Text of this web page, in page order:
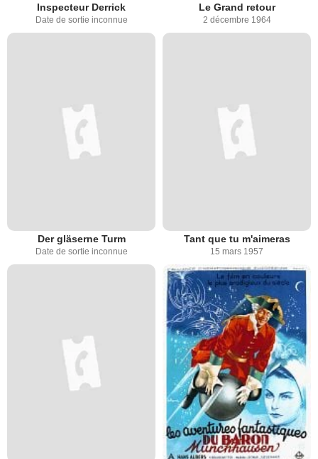
Inspecteur Derrick
Date de sortie inconnue
Le Grand retour
2 décembre 1964
Der gläserne Turm
Date de sortie inconnue
Tant que tu m'aimeras
15 mars 1957